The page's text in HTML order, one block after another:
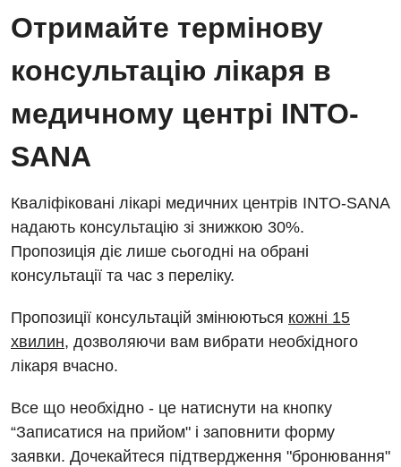
Енциклопедія
Програма лояльності
Діагностичне відділення
Ендоскопічне відділення
Інструментальна діагностика
Мамографія
Нейросонографія
Рентгенографія
УЗД
Для дорослих
Акушерство і гінекологія
Алергологія, імунологія
Відділ госпіталізації
Відділення невідкладних станів
Відділення інтенсивної терапії
Гінекологічне відділення
Денний стаціонар
Діагностичне відділення
Ендоскопічне відділення
Офтальмологічне відділення
Педіатричне відділення
Терапевтичне відділення
Травматологічне відділення
Декларування
Лікування гострого інфаркту
Національний скринінг здоров’я 40+
Російська
Отримайте термінову
консультацію лікаря в
медичному центрі INTO-
SANA
Кваліфіковані лікарі медичних центрів INTO-SANA
надають консультацію зі знижкою 30%.
Пропозиція діє лише сьогодні на обрані
консультації та час з переліку.
Пропозиції консультацій змінюються кожні 15
хвилин, дозволяючи вам вибрати необхідного
лікаря вчасно.
Все що необхідно - це натиснути на кнопку
“Записатися на прийом" і заповнити форму
заявки. Дочекайтеся підтвердження "бронювання"